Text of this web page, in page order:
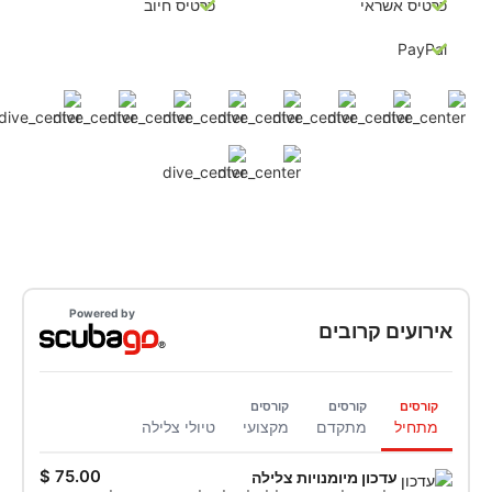
כרטיס אשראי כרטיס חיוב
PayPal
אירועים קרובים
Powered by
קורסים
מתחיל
קורסים
מתקדם
קורסים
מקצועי טיולי צלילה
עדכון מיומנויות צלילה